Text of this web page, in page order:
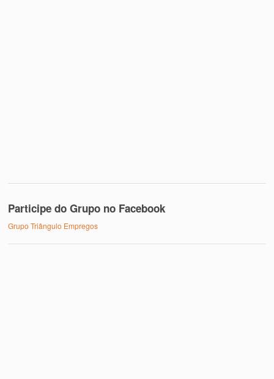
Participe do Grupo no Facebook
Grupo Triângulo Empregos